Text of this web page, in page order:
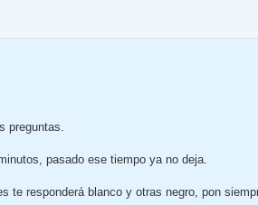
preguntas.
pasado ese tiempo ya no deja.
responderá blanco y otras negro, pon